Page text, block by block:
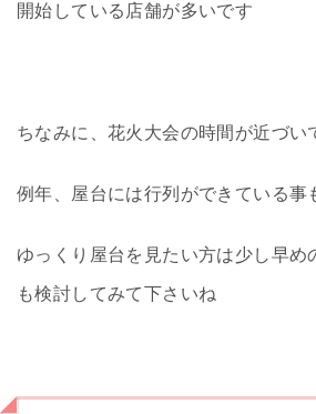
開始している店舗が多いです
ちなみに、花火大会の時間が近づい
例年、屋台には行列ができている事
ゆっくり屋台を見たい方は少し早め
も検討してみて下さいね